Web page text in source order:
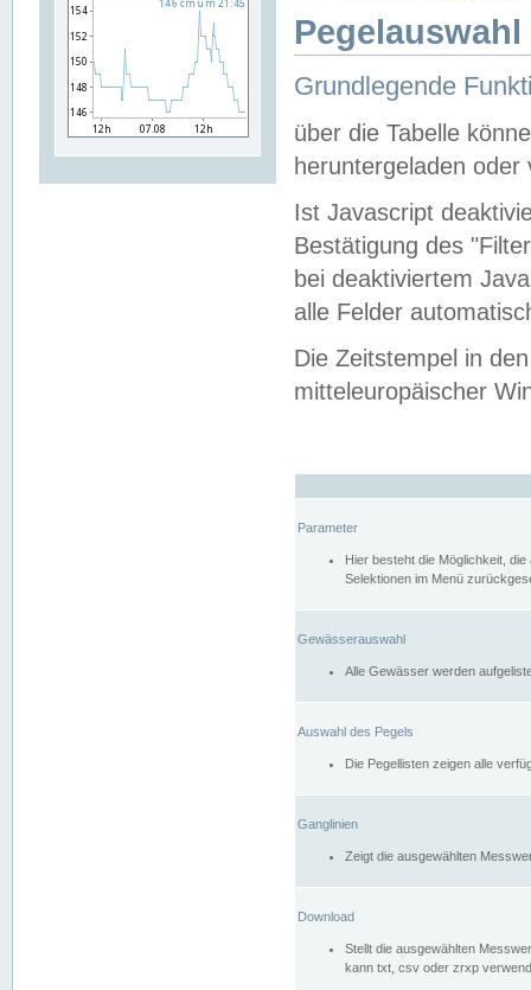
Grundlegende
über die Tabelle
heruntergeladen oder
Ist Javascript
Bestätigung des
bei deaktiviertem
alle Felder
Die Zeitstempel in
mitteleuropäischer
Parameter
Hier besteht die Möglichkeit,
Selektionen im Menü
Gewässerauswahl
Alle Gewässer werden
Auswahl des Pegels
Die Pegellisten zeigen alle
Ganglinien
Zeigt die ausgewählten
Download
Stellt die ausgewählten
kann txt, csv oder zrxp